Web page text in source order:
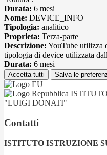
Durata: 6 mesi
Nome: DEVICE_INFO
Tipologia: analitico
Proprieta: Terza-parte
Descrizione: YouTube utilizza
tipologia di device utilizzata
Durata: 6 mesi
Accetta tutti Salva le
"LUIGI DONATI"
Contatti
ISTITUTO ISTRUZIONE